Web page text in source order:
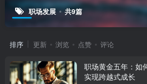
职场发展 共9篇
排序 更新 浏览 点赞 评论
职场黄金五年：如
实现跨越式成长